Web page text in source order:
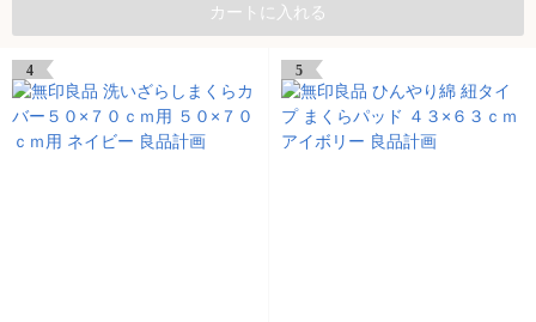
カートに入れる
4 5